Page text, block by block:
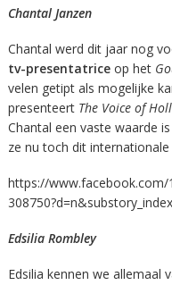
Chantal Janzen
Chantal werd dit jaar nog
tv-presentatriceop het
velen getipt als mogelijke
presenteert The Voice of
Chantal een vaste waarde
ze nu toch dit
https://www.facebook.com/
Edsilia Rombley
Edsilia kennen we allemaal